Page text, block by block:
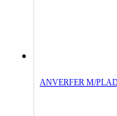
ANVERFER M/